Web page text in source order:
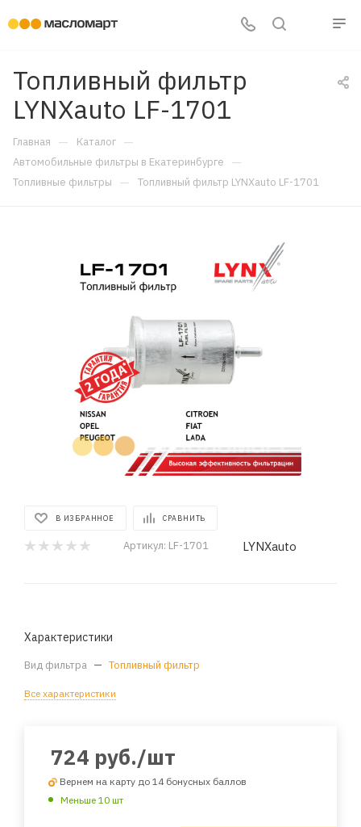
Топливный фильтр
LYNXauto LF-1701
Главная — Каталог —
Автомобильные фильтры в Екатеринбурге —
Топливные фильтры — Топливный фильтр LYNXauto LF-1701
В ИЗБРАННОЕ СРАВНИТЬ
Артикул: LF-1701 LYNXauto
Характеристики
Вид фильтра — Топливный фильтр
Все характеристики
724 руб./шт
Вернем на карту до 14 бонусных баллов
Меньше 10 шт